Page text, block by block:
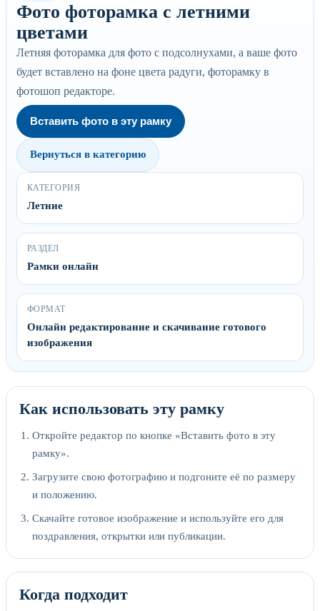
Фото фоторамка с летними
цветами
Летняя фоторамка для фото с подсолнухами, а ваше фото
будет вставлено на фоне цвета радуги, фоторамку в
фотошоп редакторе.
Вставить фото в эту рамку
Вернуться в категорию
КАТЕГОРИЯ
Летние
РАЗДЕЛ
Рамки онлайн
ФОРМАТ
Онлайн редактирование и скачивание готового
изображения
Как использовать эту рамку
Откройте редактор по кнопке «Вставить фото в эту
рамку».
Загрузите свою фотографию и подгоните её по размеру
и положению.
Скачайте готовое изображение и используйте его для
поздравления, открытки или публикации.
Когда подходит